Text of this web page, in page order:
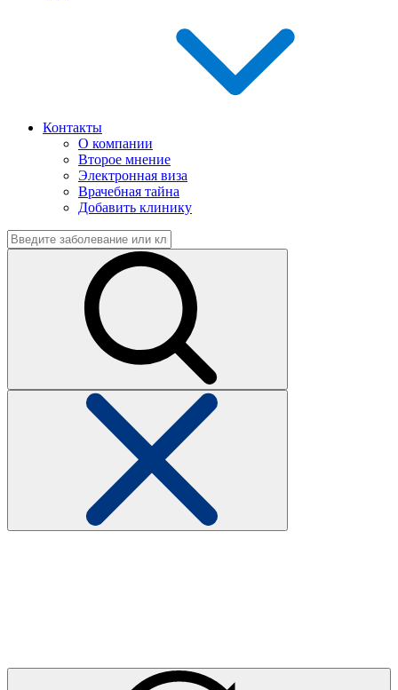
Контакты
О компании
Второе мнение
Электронная виза
Врачебная тайна
Добавить клинику